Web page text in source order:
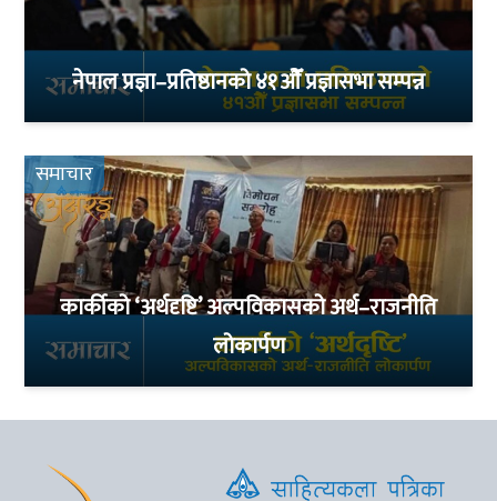
नेपाल प्रज्ञा–प्रतिष्ठानको ४१ओैँ प्रज्ञासभा सम्पन्न
समाचार
कार्कीको ‘अर्थदृष्टि’ अल्पविकासको अर्थ–राजनीति
लोकार्पण